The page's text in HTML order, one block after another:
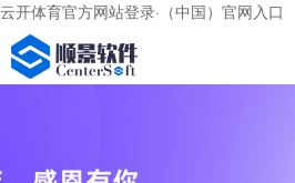
云开体育官方网站登录·（中国）官网入口